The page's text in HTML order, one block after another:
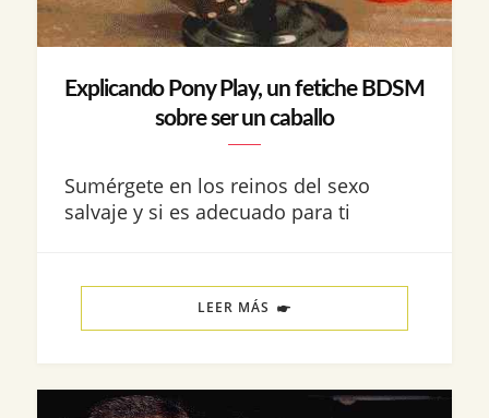
Explicando Pony Play, un fetiche BDSM
sobre ser un caballo
Sumérgete en los reinos del sexo
salvaje y si es adecuado para ti
LEER MÁS